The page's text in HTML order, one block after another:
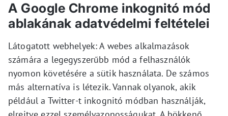
A Google Chrome inkognitó mód
ablakának adatvédelmi feltételei
Látogatott webhelyek: A webes alkalmazások
számára a legegyszerűbb mód a felhasználók
nyomon követésére a sütik használata. De számos
más alternatíva is létezik. Vannak olyanok, akik
például a Twitter-t inkognitó módban használják,